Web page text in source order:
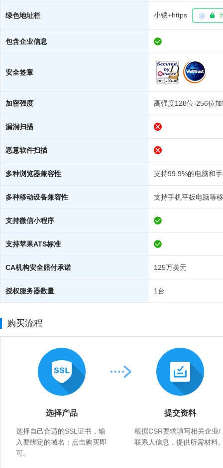
绿色地址栏 小锁+https
包含企业信息
安全签章
加密强度 高强度128位-256位
漏洞扫描
恶意软件扫描
多种浏览器兼容性 支持99.9%的电脑和
多种移动设备兼容性 支持手机平板电脑等
支持微信小程序
支持苹果ATS标准
CA机构安全赔付承诺 125万美元
授权服务器数量 1台
购买流程
选择产品
选择自己合适的SSL证书，输
入要绑定的域名；点击购买即
可。
提交资料
根据CSR要求填写相关企业/
联系人信息，提供所需材料